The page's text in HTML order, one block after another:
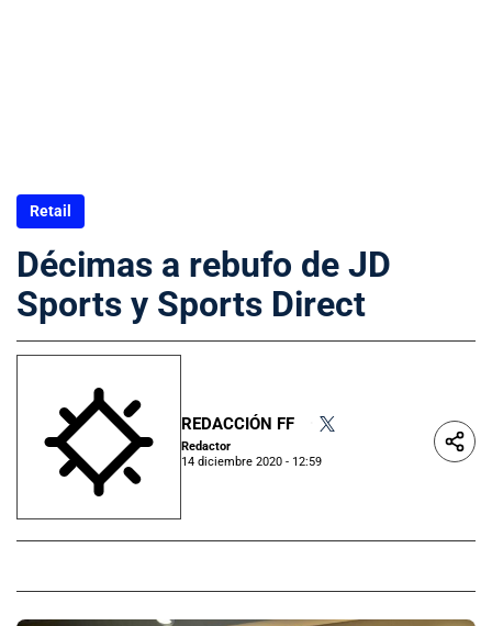
Retail
Décimas a rebufo de JD
Sports y Sports Direct
REDACCIÓN FF
Redactor
14 diciembre 2020 - 12:59